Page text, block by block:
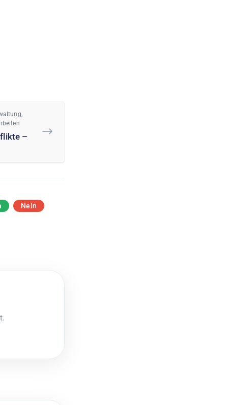
–
Nein